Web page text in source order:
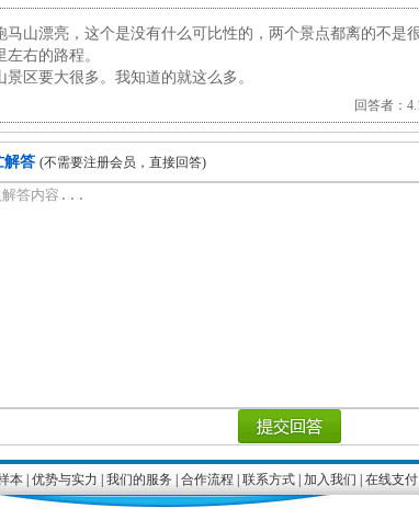
马山漂亮，这个是没有什么可比性的，两个景点都离的不是
右的路程。
景区要大很多。我知道的就这么多。
回答者：
解答 (不需要注册会员，直接回答)
本 优势与实力 我们的服务 合作流程 联系方式 加入我们 在线支付